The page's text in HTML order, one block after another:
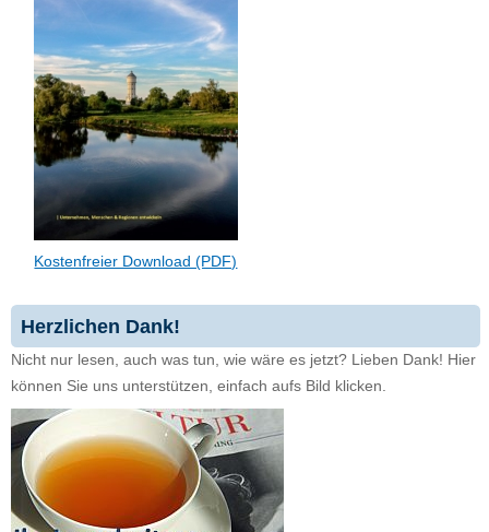
Kostenfreier Download (PDF)
Herzlichen Dank!
Nicht nur lesen, auch was tun, wie wäre es jetzt? Lieben Dank! Hier
können Sie uns unterstützen, einfach aufs Bild klicken.